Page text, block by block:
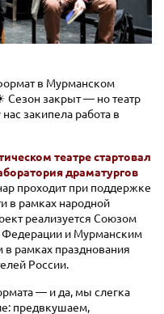
в Мурманском
Сезон закрыт — но театр
закипела работа в
театре стартовал
драматургов
проходит при поддержке
в рамках народной
реализуется Союзом
Федерации и Мурманским
рамках празднования
России.
— и да, мы слегка
предвкушаем,